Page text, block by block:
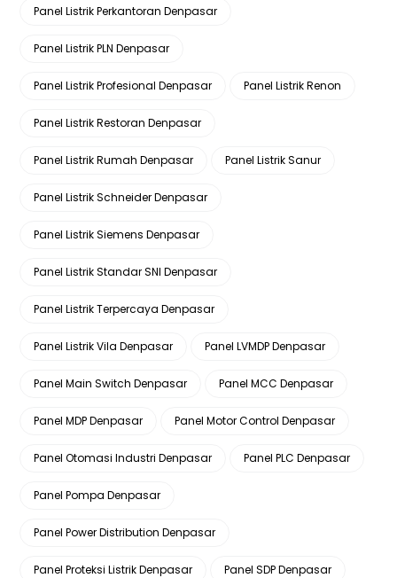
Panel Listrik Perkantoran Denpasar
Panel Listrik PLN Denpasar
Panel Listrik Profesional Denpasar Panel Listrik Renon
Panel Listrik Restoran Denpasar
Panel Listrik Rumah Denpasar Panel Listrik Sanur
Panel Listrik Schneider Denpasar
Panel Listrik Siemens Denpasar
Panel Listrik Standar SNI Denpasar
Panel Listrik Terpercaya Denpasar
Panel Listrik Vila Denpasar Panel LVMDP Denpasar
Panel Main Switch Denpasar Panel MCC Denpasar
Panel MDP Denpasar Panel Motor Control Denpasar
Panel Otomasi Industri Denpasar Panel PLC Denpasar
Panel Pompa Denpasar
Panel Power Distribution Denpasar
Panel Proteksi Listrik Denpasar Panel SDP Denpasar